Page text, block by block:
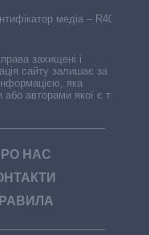
медіа – R40-
захищені і
сайту залишає за
яка
авторами якої є треті
НАС